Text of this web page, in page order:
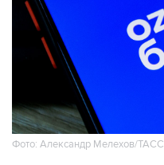
Фото: Александр Мелехов/ТАСС